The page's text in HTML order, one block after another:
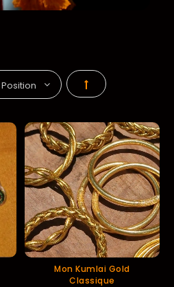
Par
décroissant
Mon Kumlai Gold
Classique